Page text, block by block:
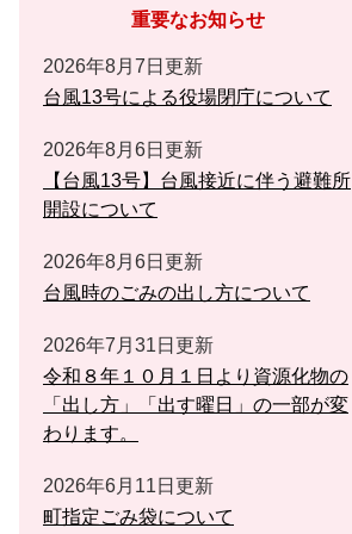
重要なお知らせ
2026年8月7日更新
台風13号による役場閉庁について
2026年8月6日更新
【台風13号】台風接近に伴う避難所
開設について
2026年8月6日更新
台風時のごみの出し方について
2026年7月31日更新
令和８年１０月１日より資源化物の
「出し方」「出す曜日」の一部が変
わります。
2026年6月11日更新
町指定ごみ袋について